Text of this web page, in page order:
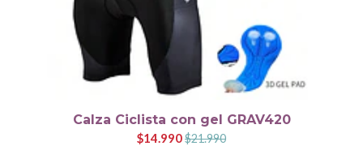
Calza Ciclista con gel GRAV420
$14.990$21.990